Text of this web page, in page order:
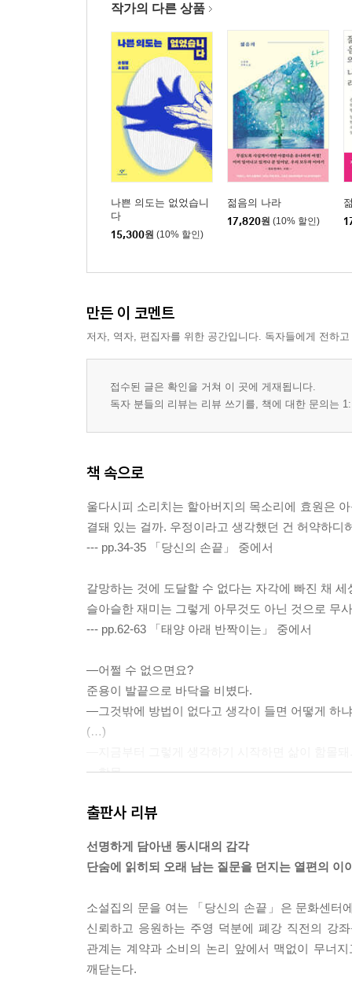
작가의 다른 상품
나쁜 의도는 없었습니
다
15,300원 (10% 할인)
젊음의 나라
17,820원 (10% 할인)
만든 이 코멘트
저자, 역자, 편집자를 위한 공간입니다. 독자들에게 전하
접수된 글은 확인을 거쳐 이 곳에 게재됩니다.
독자 분들의 리뷰는 리뷰 쓰기를, 책에 대한 문의는
책 속으로
울다시피 소리치는 할아버지의 목소리에 효원은
결돼 있는 걸까. 우정이라고 생각했던 건 허약하디
--- pp.34-35 「당신의 손끝」 중에서
갈망하는 것에 도달할 수 없다는 자각에 빠진 채
슬아슬한 재미는 그렇게 아무것도 아닌 것으로 무
--- pp.62-63 「태양 아래 반짝이는」 중에서
—어쩔 수 없으면요?
준용이 발끝으로 바닥을 비볐다.
—그것밖에 방법이 없다고 생각이 들면 어떻게 하
(…)
—함몰.
—그게 무슨 뜻인데요?
--- p.90 「피아노」 중에서
몸을 닳아가며 데려온 그 아이. 날이 갈수록 몸값
아이를.
--- p.104 「그 아이」 중에서
출판사 리뷰
선명하게 담아낸 동시대의 감각
단숨에 읽히되 오래 남는 질문을 던지는 열편의 이
소설집의 문을 여는 「당신의 손끝」은 문화센터
신뢰하고 응원하는 주영 덕분에 폐강 직전의 강
관계는 계약과 소비의 논리 앞에서 맥없이 무너
깨닫는다.